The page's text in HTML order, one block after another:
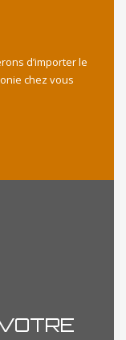
d’importer le
chez vous